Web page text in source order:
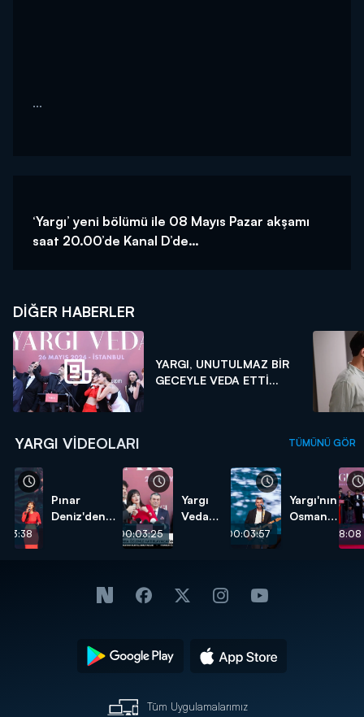
...
‘Yargı’ yeni bölümü ile 08 Mayıs Pazar akşamı
saat 20.00’de Kanal D’de…
DIĞER HABERLER
YARGI, UNUTULMAZ BİR
GECEYLE VEDA ETTİ...
YARGI VIDEOLARI TÜMÜNÜ GÖR
Pınar
Deniz'den
00:03:25
Yargı
Veda
Haber
00:03:57
Yargı'nın
Osman'ı
00:08:08
Tüm Uygulamalarımız